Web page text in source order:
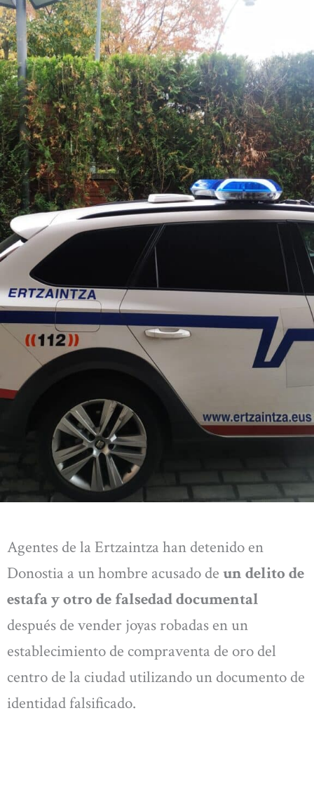
Agentes de la Ertzaintza han detenido en
Donostia a un hombre acusado de un delito de
estafa y otro de falsedad documental
después de vender joyas robadas en un
establecimiento de compraventa de oro del
centro de la ciudad utilizando un documento de
identidad falsificado.